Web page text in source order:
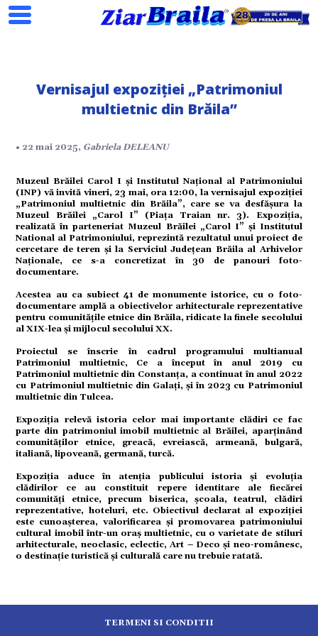
Vernisajul expoziției „Patrimoniul
multietnic din Brăila”
• 22 mai 2025, Gabriela DELEANU
Muzeul Brăilei Carol I și Institutul Național al Patrimoniului
(INP) vă invită vineri, 23 mai, ora 12:00, la vernisajul expoziției
„Patrimoniul multietnic din Brăila”, care se va desfășura la
Muzeul Brăilei „Carol I” (Piața Traian nr. 3). Expoziția,
realizată în parteneriat Muzeul Brăilei „Carol I” şi Institutul
National al Patrimoniului, reprezintă rezultatul unui proiect de
cercetare de teren și la Serviciul Județean Brăila al Arhivelor
Naționale, ce s-a concretizat în 30 de panouri foto-
documentare.
Acestea au ca subiect 41 de monumente istorice, cu o foto-
documentare amplă a obiectivelor arhitecturale reprezentative
pentru comunitățile etnice din Brăila, ridicate la finele secolului
al XIX-lea și mijlocul secolului XX.
Proiectul se înscrie în cadrul programului multianual
Patrimoniul multietnic, Ce a început în anul 2019 cu
Patrimoniul multietnic din Constanța, a continuat în anul 2022
cu Patrimoniul multietnic din Galați, și în 2023 cu Patrimoniul
multietnic din Tulcea.
Expoziția relevă istoria celor mai importante clădiri ce fac
parte din patrimoniul imobil multietnic al Brăilei, aparținând
comunităților etnice, greacă, evreiască, armeană, bulgară,
italiană, lipoveană, germană, turcă.
Expoziția aduce în atenția publicului istoria și evoluția
clădirilor ce au constituit repere identitare ale fiecărei
comunități etnice, precum biserica, școala, teatrul, clădiri
reprezentative, hoteluri, etc. Obiectivul declarat al expoziției
este cunoașterea, valorificarea și promovarea patrimoniului
cultural imobil într-un oraș multietnic, cu o varietate de stiluri
arhitecturale, neoclasic, eclectic, Art – Deco și neo-românesc,
o destinație turistică și culturală care nu trebuie ratată.
TERMENI SI CONDITII